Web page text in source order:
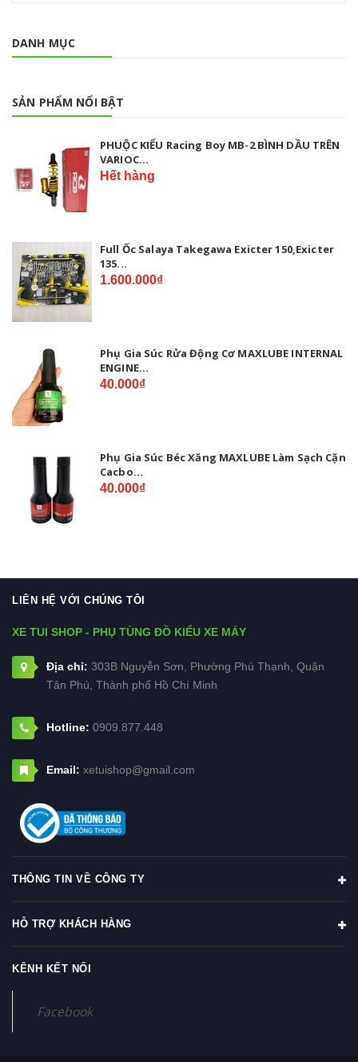
DANH MỤC
SẢN PHẨM NỔI BẬT
PHUỘC KIỂU Racing Boy MB-2 BÌNH DẦU TRÊN
VARIOC...
Hết hàng
Full Ốc Salaya Takegawa Exicter 150,Exicter
135...
1.600.000₫
Phụ Gia Súc Rửa Động Cơ MAXLUBE INTERNAL
ENGINE...
40.000₫
Phụ Gia Súc Béc Xăng MAXLUBE Làm Sạch Cặn
Cacbo...
40.000₫
LIÊN HỆ VỚI CHÚNG TÔI
XE TUI SHOP - PHỤ TÙNG ĐỒ KIỂU XE MÁY
Địa chỉ: 303B Nguyễn Sơn, Phường Phú Thạnh, Quận
Tân Phú, Thành phố Hồ Chí Minh
Hotline: 0909.877.448
Email: xetuishop@gmail.com
THÔNG TIN VỀ CÔNG TY
HỖ TRỢ KHÁCH HÀNG
KÊNH KẾT NỐI
Facebook